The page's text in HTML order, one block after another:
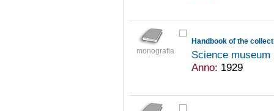
monografia
Handbook of the
Science
Anno: 1929